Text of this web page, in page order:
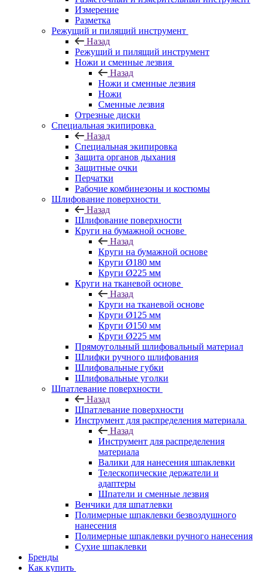
Измерение
Разметка
Режущий и пилящий инструмент
Назад
Режущий и пилящий инструмент
Ножи и сменные лезвия
Назад
Ножи и сменные лезвия
Ножи
Сменные лезвия
Отрезные диски
Специальная экипировка
Назад
Специальная экипировка
Защита органов дыхания
Защитные очки
Перчатки
Рабочие комбинезоны и костюмы
Шлифование поверхности
Назад
Шлифование поверхности
Круги на бумажной основе
Назад
Круги на бумажной основе
Круги Ø180 мм
Круги Ø225 мм
Круги на тканевой основе
Назад
Круги на тканевой основе
Круги Ø125 мм
Круги Ø150 мм
Круги Ø225 мм
Прямоугольный шлифовальный материал
Шлифки ручного шлифования
Шлифовальные губки
Шлифовальные уголки
Шпатлевание поверхности
Назад
Шпатлевание поверхности
Инструмент для распределения материала
Назад
Инструмент для распределения
материала
Валики для нанесения шпаклевки
Телескопические держатели и
адаптеры
Шпатели и сменные лезвия
Венчики для шпатлевки
Полимерные шпаклевки безвоздушного
нанесения
Полимерные шпаклевки ручного нанесения
Сухие шпаклевки
Бренды
Как купить